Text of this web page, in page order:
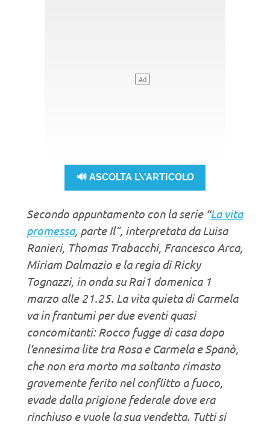
🔊 ASCOLTA L\'ARTICOLO
Secondo appuntamento con la serie “La vita
promessa, parte Il”, interpretata da Luisa
Ranieri, Thomas Trabacchi, Francesco Arca,
Miriam Dalmazio e la regia di Ricky
Tognazzi, in onda su Rai1 domenica 1
marzo alle 21.25. La vita quieta di Carmela
va in frantumi per due eventi quasi
concomitanti: Rocco fugge di casa dopo
l’ennesima lite tra Rosa e Carmela e Spanò,
che non era morto ma soltanto rimasto
gravemente ferito nel conflitto a fuoco,
evade dalla prigione federale dove era
rinchiuso e vuole la sua vendetta. Tutti si